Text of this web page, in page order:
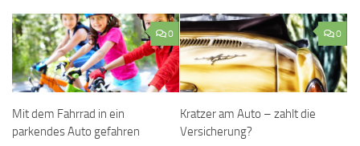
0
Mit dem Fahrrad in ein
parkendes Auto gefahren
0
Kratzer am Auto – zahlt die
Versicherung?